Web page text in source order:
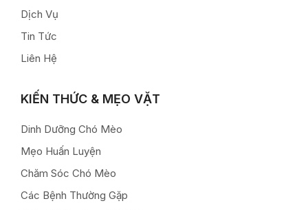
Dịch Vụ
Tin Tức
Liên Hệ
KIẾN THỨC & MẸO VẶT
Dinh Dưỡng Chó Mèo
Mẹo Huấn Luyện
Chăm Sóc Chó Mèo
Các Bệnh Thường Gặp